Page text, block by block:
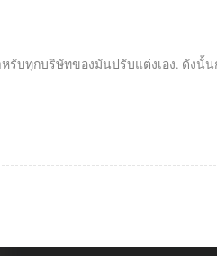
รับทุกบริษัทของมันปรับแต่งเอง. ดังนั้